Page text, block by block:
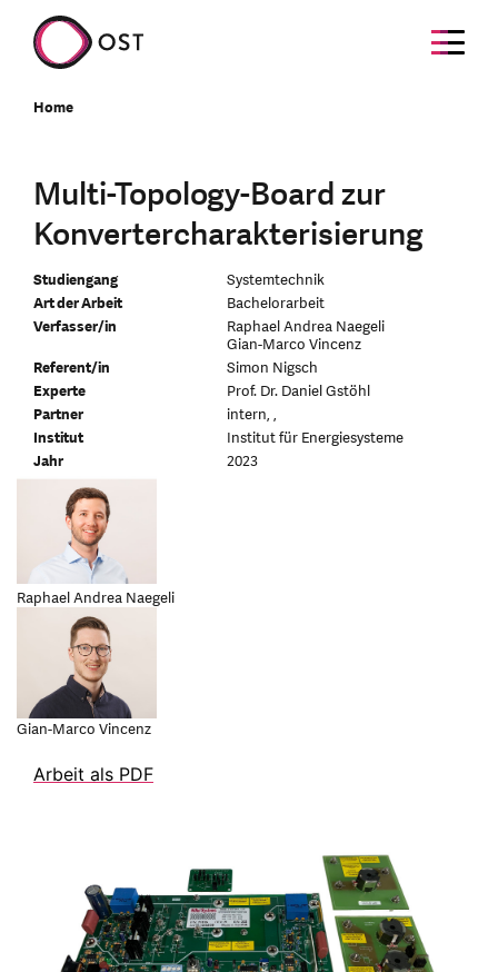
Home
Multi-Topology-Board zur
Konvertercharakterisierung
Studiengang
Systemtechnik
Art der Arbeit
Bachelorarbeit
Verfasser/in
Raphael Andrea Naegeli
Gian-Marco Vincenz
Referent/in
Simon Nigsch
Experte
Prof. Dr. Daniel Gstöhl
Partner
intern, ,
Institut
Institut für Energiesysteme
Jahr
2023
Raphael Andrea Naegeli
Gian-Marco Vincenz
Arbeit als PDF